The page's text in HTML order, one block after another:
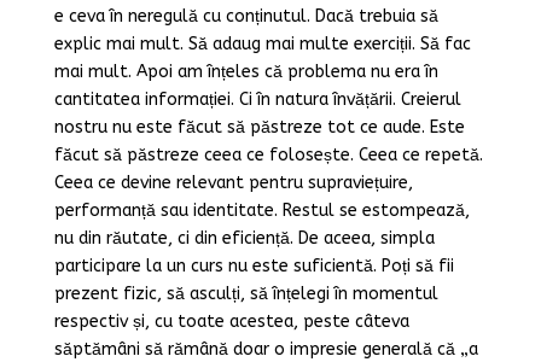
e ceva în neregulă cu conținutul. Dacă trebuia să
explic mai mult. Să adaug mai multe exerciții. Să fac
mai mult. Apoi am înțeles că problema nu era în
cantitatea informației. Ci în natura învățării. Creierul
nostru nu este făcut să păstreze tot ce aude. Este
făcut să păstreze ceea ce folosește. Ceea ce repetă.
Ceea ce devine relevant pentru supraviețuire,
performanță sau identitate. Restul se estompează,
nu din răutate, ci din eficiență. De aceea, simpla
participare la un curs nu este suficientă. Poți să fii
prezent fizic, să asculți, să înțelegi în momentul
respectiv și, cu toate acestea, peste câteva
săptămâni să rămână doar o impresie generală că „a